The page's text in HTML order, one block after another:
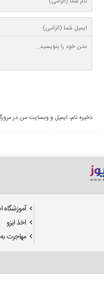
ذخیره نام، ایمیل و وبسایت من در
آموزشگاه
اخذ ایزو
مهاجرت به